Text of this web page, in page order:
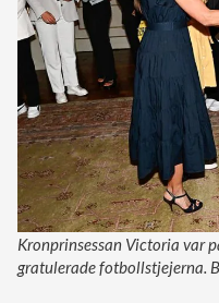
Kronprinsessan Victoria var
gratulerade fotbollstjejerna.